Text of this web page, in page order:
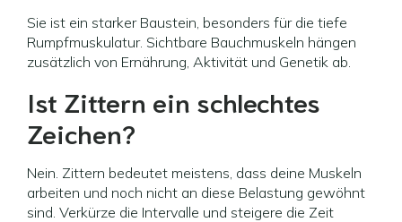
Sie ist ein starker Baustein, besonders für die tiefe
Rumpfmuskulatur. Sichtbare Bauchmuskeln hängen
zusätzlich von Ernährung, Aktivität und Genetik ab.
Ist Zittern ein schlechtes
Zeichen?
Nein. Zittern bedeutet meistens, dass deine Muskeln
arbeiten und noch nicht an diese Belastung gewöhnt
sind. Verkürze die Intervalle und steigere die Zeit